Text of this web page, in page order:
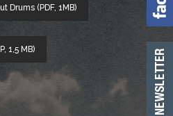
Drums (PDF, 1MB)
1,5 MB)